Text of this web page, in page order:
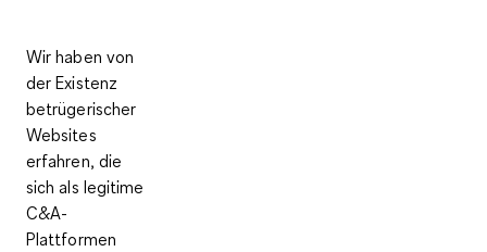
Wir haben von
der Existenz
betrügerischer
Websites
erfahren, die
sich als legitime
C&A-
Plattformen